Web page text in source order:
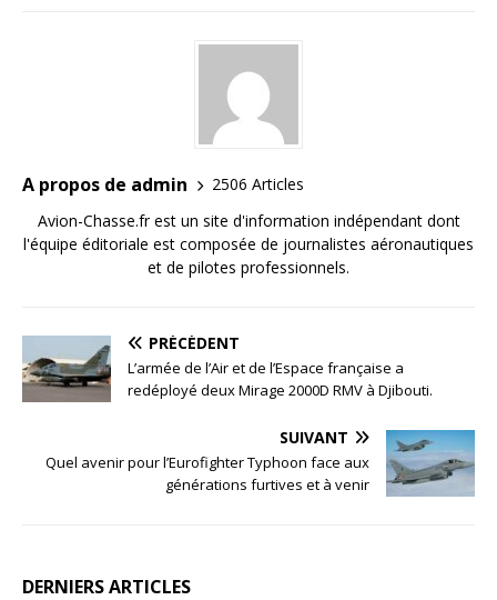
A propos de admin
2506 Articles
Avion-Chasse.fr est un site d'information indépendant dont
l'équipe éditoriale est composée de journalistes aéronautiques
et de pilotes professionnels.
PRÉCÉDENT
L’armée de l’Air et de l’Espace française a
redéployé deux Mirage 2000D RMV à Djibouti.
SUIVANT
Quel avenir pour l’Eurofighter Typhoon face aux
générations furtives et à venir
DERNIERS ARTICLES